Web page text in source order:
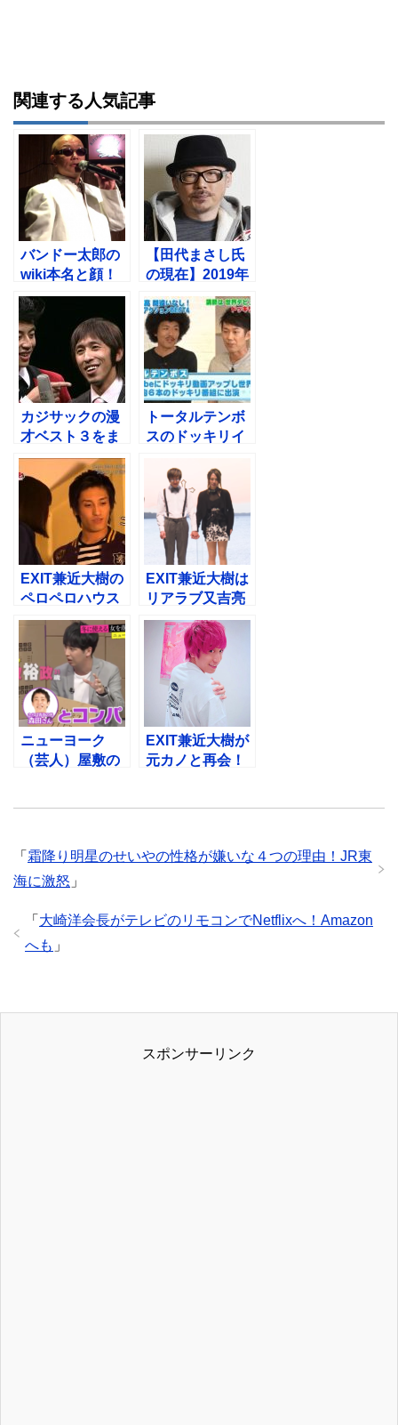
関連する人気記事
バンドー太郎の
wiki本名と顔！
所属事務所は？
松山千春のモノ
マネも
【田代まさし氏
の現在】2019年
は再ブレイクの
兆し！神の復活
カジサックの漫
才ベスト３をま
とめてみた！め
っちゃ面白い
トータルテンボ
スのドッキリイ
白さを語りつく
す！
EXIT兼近大樹の
ペロペロハウス
出演でヤられる
までの流れ
EXIT兼近大樹は
リアラブ又吉亮
二！過去の恋愛
の傷を暴露しち
ゃう
ニューヨーク
（芸人）屋敷の
EXIT兼近大樹が
元カノと再会！
「 霜降り明星のせいやの性格が嫌いな４つの理由！JR東
海に激怒 」
「 大崎洋会長がテレビのリモコンでNetflixへ！Amazon
へも 」
スポンサーリンク